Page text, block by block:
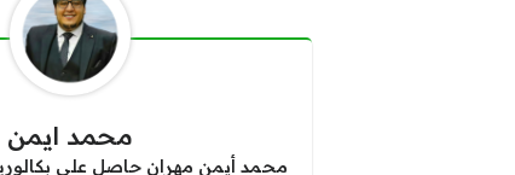
محمد ايمن
محمد أيمن مهران حاصل على